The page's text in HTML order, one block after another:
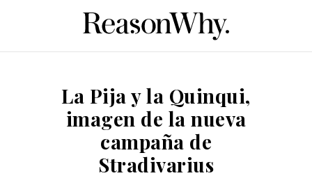
La Pija y la Quinqui,
imagen de la nueva
campaña de
Stradivarius